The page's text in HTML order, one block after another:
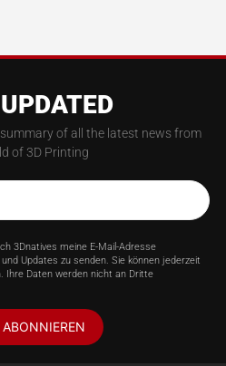
summary of all the latest news from
of 3D Printing
3Dnatives meine E-Mail-Adresse
Updates zu senden. Sie können jederzeit
Ihre Daten werden nicht an Dritte